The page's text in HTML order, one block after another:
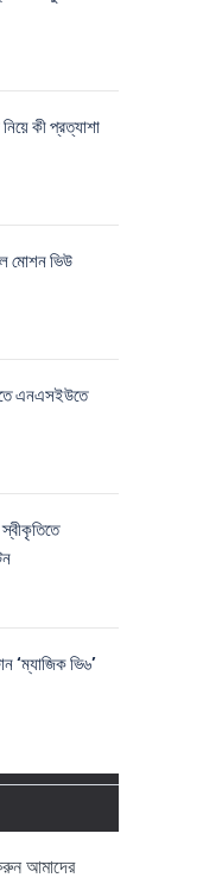
কী প্রত্যাশা
মোশন ভিউ
এনএসইউতে
‘ম্যাজিক ভি৬’
আমাদের